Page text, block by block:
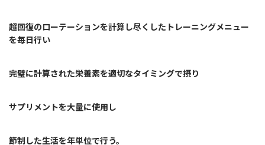
超回復のローテーションを計算し尽くしたトレーニングメニュー
を毎日行い
完璧に計算された栄養素を適切なタイミングで摂り
サプリメントを大量に使用し
節制した生活を年単位で行う。